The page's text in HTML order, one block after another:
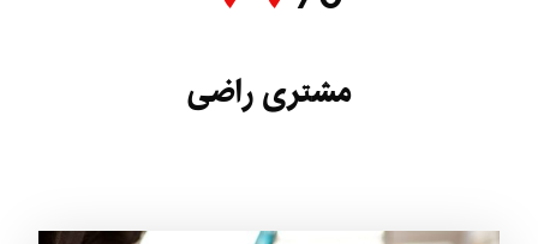
مشتری راضی